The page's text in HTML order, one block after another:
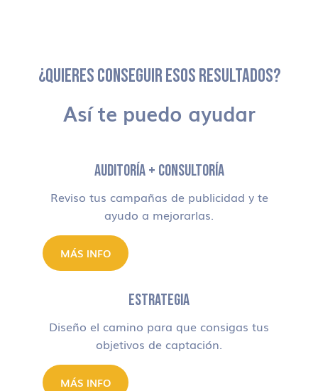
¿QUIERES CONSEGUIR ESOS RESULTADOS?
Así te puedo ayudar
AUDITORÍA + CONSULTORÍA
Reviso tus campañas de publicidad y te
ayudo a mejorarlas.
MÁS INFO
ESTRATEGIA
Diseño el camino para que consigas tus
objetivos de captación.
MÁS INFO